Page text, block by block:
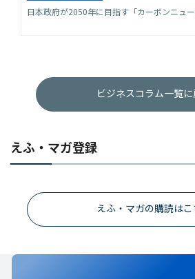
日本政府が2050年に目指す「カーボンニュ
ビジネスコラム一覧に
えふ・マガ登録
えふ・マガの購読はこ